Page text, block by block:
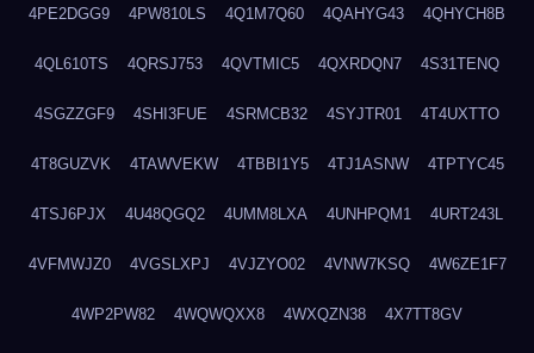
4PE2DGG9 4PW810LS 4Q1M7Q60 4QAHYG43 4QHYCH8B
4QL610TS 4QRSJ753 4QVTMIC5 4QXRDQN7 4S31TENQ
4SGZZGF9 4SHI3FUE 4SRMCB32 4SYJTR01 4T4UXTTO
4T8GUZVK 4TAWVEKW 4TBBI1Y5 4TJ1ASNW 4TPTYC45
4TSJ6PJX 4U48QGQ2 4UMM8LXA 4UNHPQM1 4URT243L
4VFMWJZ0 4VGSLXPJ 4VJZYO02 4VNW7KSQ 4W6ZE1F7
4WP2PW82 4WQWQXX8 4WXQZN38 4X7TT8GV